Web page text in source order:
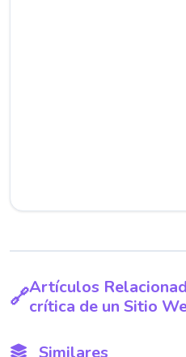
Artículos
crítica de un Sitio
Similares